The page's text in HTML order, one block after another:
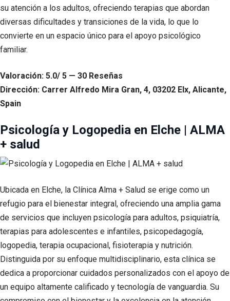
su atención a los adultos, ofreciendo terapias que abordan
diversas dificultades y transiciones de la vida, lo que lo
convierte en un espacio único para el apoyo psicológico
familiar.
Valoración: 5.0/ 5 — 30 Reseñas
Dirección: Carrer Alfredo Mira Gran, 4, 03202 Elx, Alicante,
Spain
Psicología y Logopedia en Elche | ALMA
+ salud
Ubicada en Elche, la Clínica Alma + Salud se erige como un
refugio para el bienestar integral, ofreciendo una amplia gama
de servicios que incluyen psicología para adultos, psiquiatría,
terapias para adolescentes e infantiles, psicopedagogía,
logopedia, terapia ocupacional, fisioterapia y nutrición.
Distinguida por su enfoque multidisciplinario, esta clínica se
dedica a proporcionar cuidados personalizados con el apoyo de
un equipo altamente calificado y tecnología de vanguardia. Su